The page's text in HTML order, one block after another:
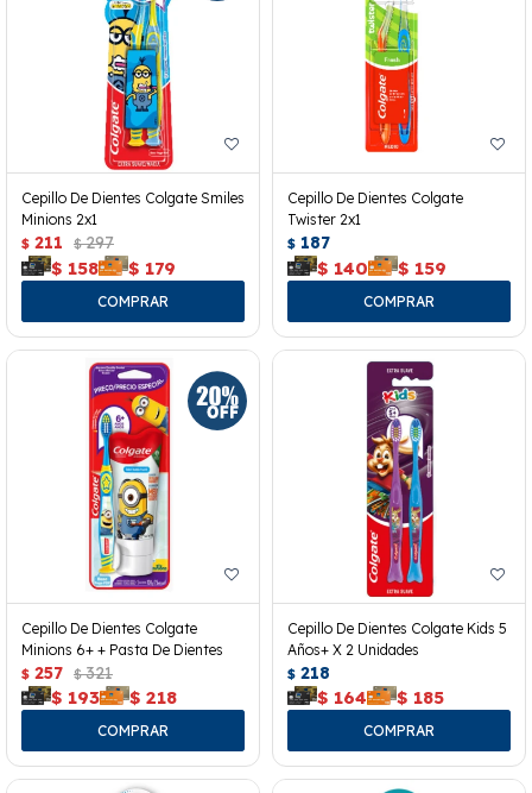
Cepillo De Dientes Colgate Smiles
Minions 2x1
$ 211 $ 297
$ 158 $ 179
Cepillo De Dientes Colgate
Twister 2x1
$ 187
$ 140 $ 159
Cepillo De Dientes Colgate
Minions 6+ + Pasta De Dientes
$ 257 $ 321
$ 193 $ 218
Cepillo De Dientes Colgate Kids 5
Años+ X 2 Unidades
$ 218
$ 164 $ 185